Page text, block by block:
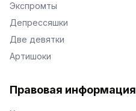
Экспромты
Депрессяшки
Две девятки
Артишоки
Правовая информация